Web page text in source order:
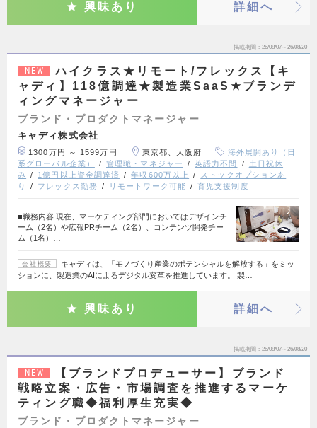
興味あり 詳細へ
掲載期間 26/08/07～26/08/20
NEW
ハイクラス★リモート/フレックス【キ
ャディ】118億調達★製造業SaaS★ブランデ
ィングマネージャー
ブランド・プロダクトマネージャー
キャディ株式会社
1300万円 ～ 1599万円 東京都、大阪府
海外展開あり（日
系グローバル企業）
管理職・マネジャー 英語力不問
土日祝休
み
1億円以上資金調達済 年収600万以上
ストックオプションあ
り
フレックス勤務 リモートワーク可能 育児支援制度
■職務内容 現在、マーケティング部門においてはデザインチ
ーム（2名）や広報PRチーム（2名）、コンテンツ開発チー
ム（1名）…
会社概要
キャディは、「モノづくり産業のポテンシャルを解放する」をミッ
ションに、製造業のAIによるデジタル変革を推進しています。 製…
興味あり 詳細へ
掲載期間 26/08/07～26/08/20
NEW
【ブランドプロデューサー】ブランド
戦略立案・広告・市場調査を推進するマーケ
ティング職◆福利厚生充実◆
ブランド・プロダクトマネージャー